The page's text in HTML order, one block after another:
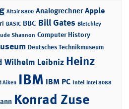
Altair 8800 Analogrechner Apple
BASIC BBC Bill Gates Bletchley
Shannon Computer History
Deutsches Technikmuseum
Wilhelm Leibniz Heinz
Aiken IBM IBM PC Intel Intel 8088
Konrad Zuse